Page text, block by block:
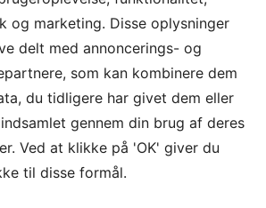
og marketing. Disse oplysninger
delt med annoncerings- og
som kan kombinere dem
du tidligere har givet dem eller
gennem din brug af deres
Ved at klikke på 'OK' giver du
til disse formål.